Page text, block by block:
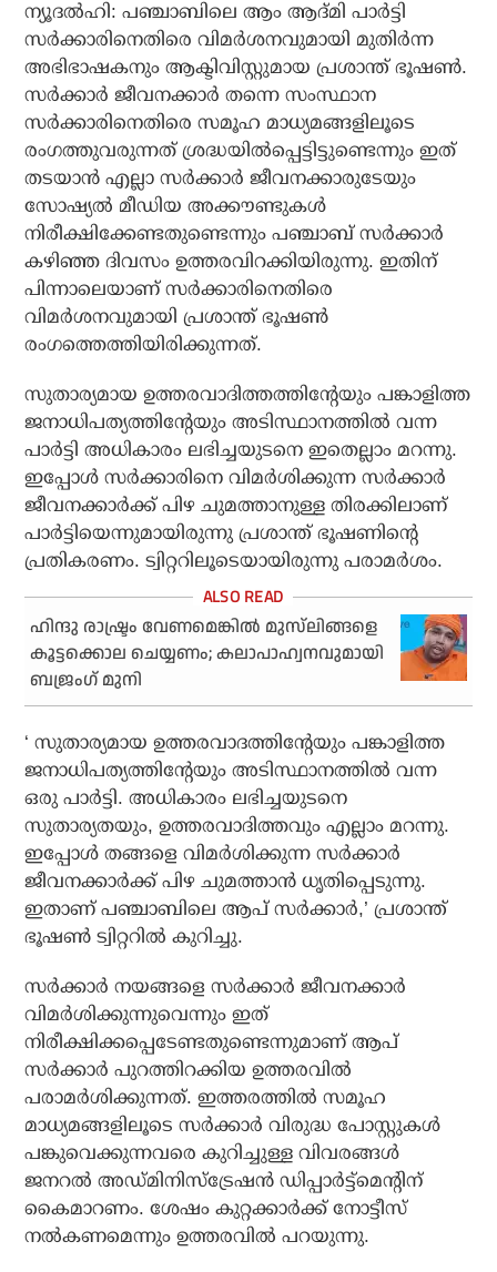
ന്യൂദല്‍ഹി: പഞ്ചാബിലെ ആം ആദ്മി പാര്‍ട്ടി
സര്‍ക്കാരിനെതിരെ വിമര്‍ശനവുമായി മുതിര്‍ന്ന
അഭിഭാഷകനും ആക്ടിവിസ്റ്റുമായ പ്രശാന്ത് ഭൂഷണ്‍.
സര്‍ക്കാര്‍ ജീവനക്കാര്‍ തന്നെ സംസ്ഥാന
സര്‍ക്കാരിനെതിരെ സമൂഹ മാധ്യമങ്ങളിലൂടെ
രംഗത്തുവരുന്നത് ശ്രദ്ധയില്‍പ്പെട്ടിട്ടുണ്ടെന്നും ഇത്
തടയാന്‍ എല്ലാ സര്‍ക്കാര്‍ ജീവനക്കാരുടേയും
സോഷ്യല്‍ മീഡിയ അക്കൗണ്ടുകള്‍
നിരീക്ഷിക്കേണ്ടതുണ്ടെന്നും പഞ്ചാബ് സര്‍ക്കാര്‍
കഴിഞ്ഞ ദിവസം ഉത്തരവിറക്കിയിരുന്നു. ഇതിന്
പിന്നാലെയാണ് സര്‍ക്കാരിനെതിരെ
വിമര്‍ശനവുമായി പ്രശാന്ത് ഭൂഷണ്‍
രംഗത്തെത്തിയിരിക്കുന്നത്.
സുതാര്യമായ ഉത്തരവാദിത്തത്തിന്റേയും പങ്കാളിത്ത
ജനാധിപത്യത്തിന്റേയും അടിസ്ഥാനത്തില്‍ വന്ന
പാര്‍ട്ടി അധികാരം ലഭിച്ചയുടനെ ഇതെല്ലാം മറന്നു.
ഇപ്പോള്‍ സര്‍ക്കാരിനെ വിമര്‍ശിക്കുന്ന സര്‍ക്കാര്‍
ജീവനക്കാര്‍ക്ക് പിഴ ചുമത്താനുള്ള തിരക്കിലാണ്
പാര്‍ട്ടിയെന്നുമായിരുന്നു പ്രശാന്ത് ഭൂഷണിന്റെ
പ്രതികരണം. ട്വിറ്ററിലൂടെയായിരുന്നു പരാമര്‍ശം.
ഹിന്ദു രാഷ്ട്രം വേണമെങ്കില്‍ മുസ്‌ലിങ്ങളെ
കൂട്ടക്കൊല ചെയ്യണം; കലാപാഹ്വനവുമായി
ബജ്രംഗ് മുനി
‘ സുതാര്യമായ ഉത്തരവാദത്തിന്റേയും പങ്കാളിത്ത
ജനാധിപത്യത്തിന്റേയും അടിസ്ഥാനത്തില്‍ വന്ന
ഒരു പാര്‍ട്ടി. അധികാരം ലഭിച്ചയുടനെ
സുതാര്യതയും, ഉത്തരവാദിത്തവും എല്ലാം മറന്നു.
ഇപ്പോള്‍ തങ്ങളെ വിമര്‍ശിക്കുന്ന സര്‍ക്കാര്‍
ജീവനക്കാര്‍ക്ക് പിഴ ചുമത്താന്‍ ധൃതിപ്പെടുന്നു.
ഇതാണ് പഞ്ചാബിലെ ആപ് സര്‍ക്കാര്‍,’ പ്രശാന്ത്
ഭൂഷണ്‍ ട്വിറ്ററില്‍ കുറിച്ചു.
സര്‍ക്കാര്‍ നയങ്ങളെ സര്‍ക്കാര്‍ ജീവനക്കാര്‍
വിമര്‍ശിക്കുന്നുവെന്നും ഇത്
നിരീക്ഷിക്കപ്പെടേണ്ടതുണ്ടെന്നുമാണ് ആപ്
സര്‍ക്കാര്‍ പുറത്തിറക്കിയ ഉത്തരവില്‍
പരാമര്‍ശിക്കുന്നത്. ഇത്തരത്തില്‍ സമൂഹ
മാധ്യമങ്ങളിലൂടെ സര്‍ക്കാര്‍ വിരുദ്ധ പോസ്റ്റുകള്‍
പങ്കുവെക്കുന്നവരെ കുറിച്ചുള്ള വിവരങ്ങള്‍
ജനറല്‍ അഡ്മിനിസ്‌ട്രേഷന്‍ ഡിപ്പാര്‍ട്ട്‌മെന്റിന്
കൈമാറണം. ശേഷം കുറ്റക്കാര്‍ക്ക് നോട്ടീസ്
നല്‍കണമെന്നും ഉത്തരവില്‍ പറയുന്നു.